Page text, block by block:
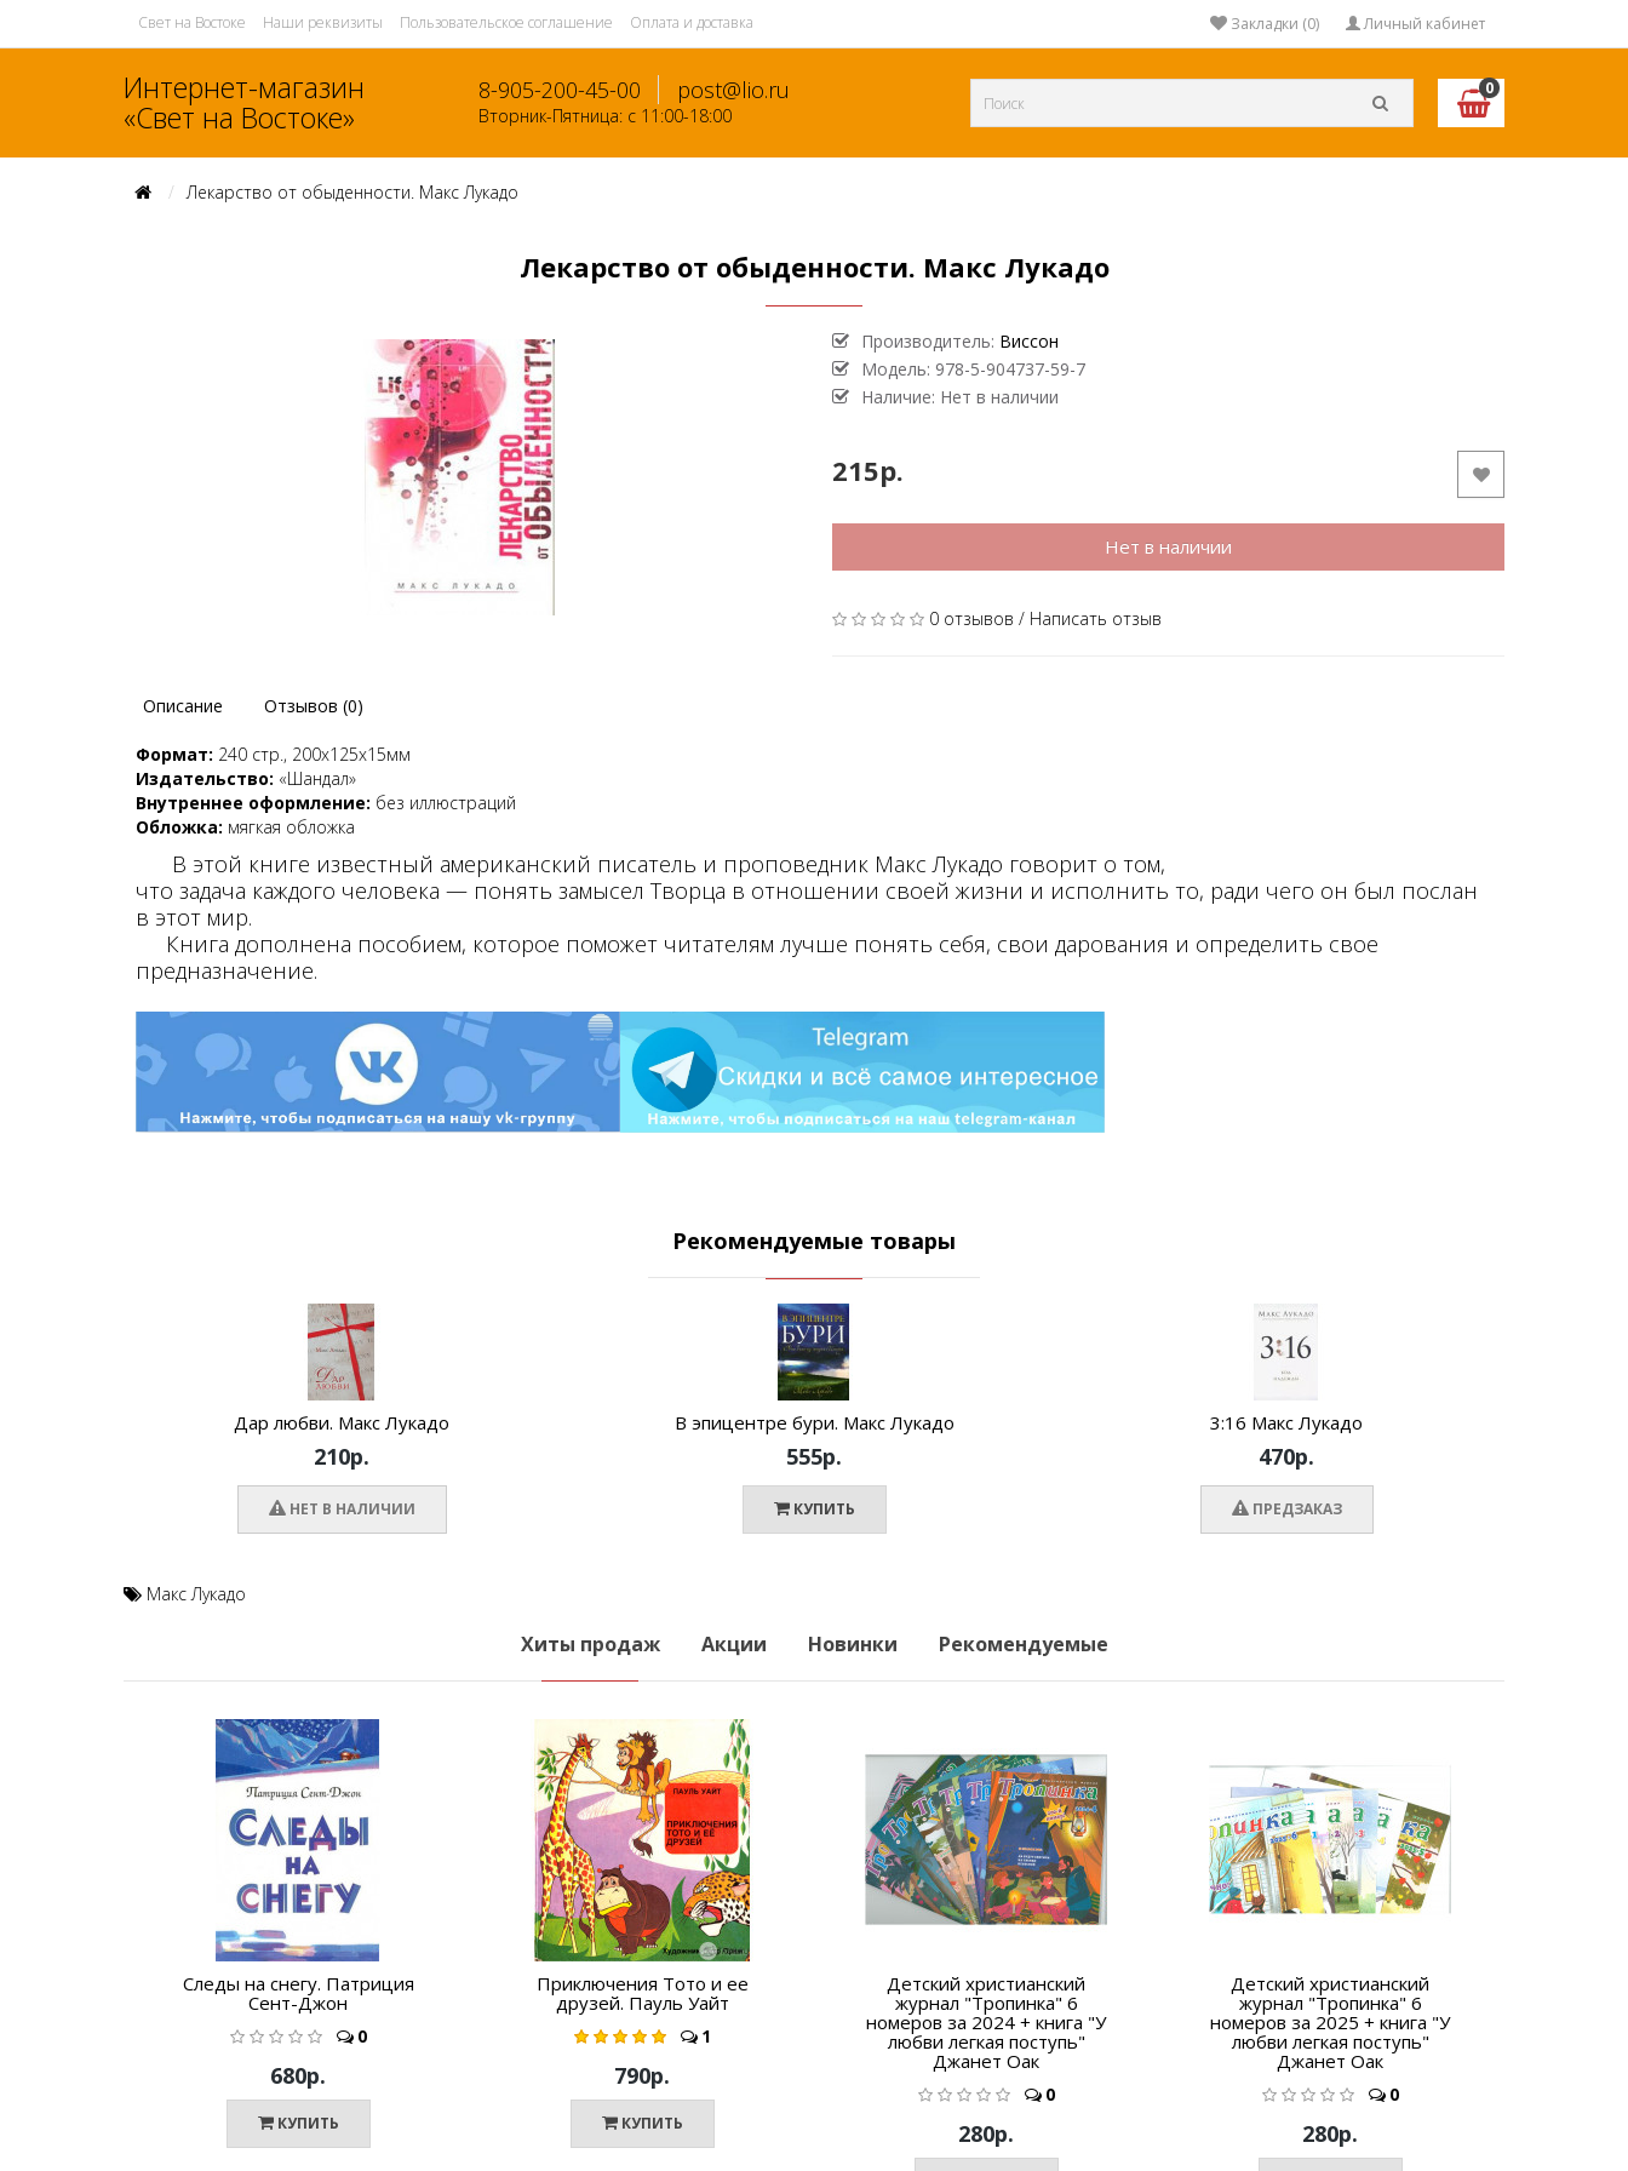
Свет на Востоке Наши реквизиты Пользовательское соглашение Оплата и доставка Личный кабинет
Закладки (0)
Интернет-магазин
«Свет на Востоке»
8-905-200-45-00 post@lio.ru
Вторник-Пятница: с 11:00-18:00
0
Лекарство от обыденности. Макс Лукадо
Лекарство от обыденности. Макс Лукадо
Производитель: Виссон
Модель: 978-5-904737-59-7
Наличие: Нет в наличии
215р.
Нет в наличии
0 отзывов / Написать отзыв
Описание Отзывов (0)
Формат: 240 стр., 200х125х15мм
Издательство: «Шандал»
Внутреннее оформление: без иллюстраций
Обложка: мягкая обложка
В этой книге известный американский писатель и проповедник Макс Лукадо говорит о том,
что задача каждого человека — понять замысел Творца в отношении своей жизни и исполнить то, ради чего он был послан
в этот мир.
Книга дополнена пособием, которое поможет читателям лучше понять себя, свои дарования и определить свое
предназначение.
Рекомендуемые товары
Дар любви. Макс Лукадо
210р.
НЕТ В НАЛИЧИИ
В эпицентре бури. Макс Лукадо
555р.
КУПИТЬ
3:16 Макс Лукадо
470р.
ПРЕДЗАКАЗ
Макс Лукадо
Хиты продаж Акции Новинки Рекомендуемые
Следы на снегу. Патриция
Сент-Джон
0
680р.
КУПИТЬ
Приключения Тото и ее
друзей. Пауль Уайт
1
790р.
КУПИТЬ
Детский христианский
журнал "Тропинка" 6
номеров за 2024 + книга "У
любви легкая поступь"
Джанет Оак
0
280р.
Детский христианский
журнал "Тропинка" 6
номеров за 2025 + книга "У
любви легкая поступь"
Джанет Оак
0
280р.